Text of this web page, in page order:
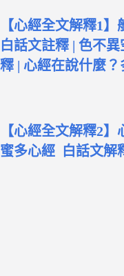
【心經全文解釋1
白話文註釋 | 色不
釋 | 心經在說什麼
【心經全文解釋2
蜜多心經 白話文解